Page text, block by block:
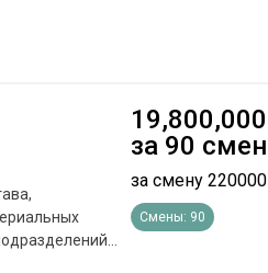
при
и освещения
с
или иных
19,800,000
за 90 смен
за смену 220000
Смены: 90